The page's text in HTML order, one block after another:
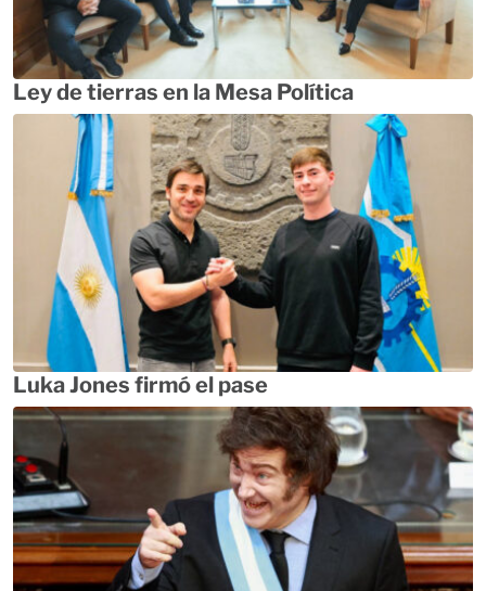
Ley de tierras en la Mesa Política
Luka Jones firmó el pase